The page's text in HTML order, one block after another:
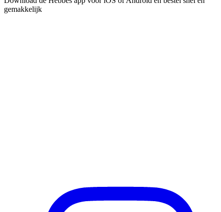
gemakkelijk​​​​‌ ‍ ​‍​‍‌‍ ‌ ​‍‌‍‍‌‌‍‌ ‌‍‍‌‌‍ ‍​‍​‍​ ‍‍​‍​‍‌ ​ ‌‍​‌‌‍ ‍‌‍‍‌‌ ‌​‌ ‍‌​‍ ‍‌‍‍‌‌‍ ​‍​‍​‍ ​​‍​‍‌‍‍​‌ ​‍‌‍‌‌‌‍‌‍​‍​‍​ ‍‍​‍​‍‌‍‍​‌ ‌​‌ ‌​‌ ​​​ ‍‍​‍ ​‍ ‌‍ ​‌‍ ‌‍​ ‌‍​‌‌‍ ​‌‍‍​‌‍ ‌ ​ ‌ ‌​​ ‍‍​ ​ ​ ​ ​ ​ ​ ​ ​‍ ‌‍‍‌‌‍ ‍‌ ‌​‌‍‌‌‌‍ ‍‌ ‌​​‍ ‌‍‌‌‌‍‌​‌‍‍‌‌ ‌​​‍ ‌‍ ‌‌‍ ‌‍‌​‌‍‌‌​ ‌‌ ​​‌ ​‍‌‍‌‌‌ ​ ‌‍‌‌‌‍ ‍‌ ‌​‌‍​‌‌ ‌​‌‍‍‌‌‍ ‌‍ ‍​ ‍ ‌‍‍‌‌‍‌​​ ‌‌‍‌ ‌‍ ​‌‍ ‌‍​‍‌‍​‌‌‍ ​​ ‍ ‌ ‌​‌ ‍‌‌ ​​‌‍‌‌​ ‌‌‍‌ ‌‍ ​‌‍ ‌‍​‍‌‍​‌‌‍ ​​ ‍ ‌ ​​‌‍​‌‌ ‌​‌‍‍​​ ‌‌‍‌‍‌‍ ‌‍ ‌ ‌​‌‍‌‌‌ ​‍​‍ ‍‌‍​‌‌ ​​‌ ​​‌​‌​‌‍ ‌ ‌ ‌‍ ‍‌‍ ​‌‍ ‌‍​‌‌‍‌​​‍ ‍‌‍‌​‌‍‌‌‌ ​ ‌‍​ ‌ ​‍‌‍‍‌‌ ​​‌ ‌​‌‍‍‌‌‍ ‌‍ ‍​ ‌‍​‍‌‍​‌‌ ​ ‌‍‌‌‌‌‌‌‌ ​‍‌‍ ​​ ‌‌‍‍​‌ ‌​‌ ‌​‌ ​​​‍‌‌​ ​ ‌​​‌​‍‌‌​ ​‍‌​‌‍​‍‌‌​ ​‍‌​‌‍‌‍ ​‌‍ ‌‍​ ‌‍​‌‌‍ ​‌‍‍​‌‍ ‌ ​ ‌ ‌​​‍‌‌​ ​ ‌​​‌​ ​ ​ ​ ​ ​ ​ ​ ​‍‌‍‌‍‍‌‌‍‌​​ ‌‌‍‌ ‌‍ ​‌‍ ‌‍​‍‌‍​‌‌‍ ​​‍‌‍‌ ‌​‌ ‍‌‌ ​​‌‍‌‌​ ‌‌‍‌ ‌‍ ​‌‍ ‌‍​‍‌‍​‌‌‍ ​​‍‌‍‌ ​​‌‍​‌‌ ‌​‌‍‍​​ ‌‌‍‌‍‌‍ ‌‍ ‌ ‌​‌‍‌‌‌ ​‍​‍ ‍‌‍​‌‌ ​​‌ ​​‌​‌​‌‍ ‌ ‌ ‌‍ ‍‌‍ ​‌‍ ‌‍​‌‌‍‌​​‍ ‍‌‍‌​‌‍‌‌‌ ​ ‌‍​ ‌ ​‍‌‍‍‌‌ ​​‌ ‌​‌‍‍‌‌‍ ‌‍ ‍​‍‌‍‌ ​​‌‍‌‌‌ ​‍‌ ​ ‌ ​​‌‍‌‌‌‍​ ‌ ‌​‌‍‍‌‌ ‌‍‌‍‌‌​ ‌‌ ​​‌ ‌‌‌‍​‍‌‍ ​‌‍‍‌‌ ​ ‌‍‍​‌‍‌‌‌‍‌​​‍​‍‌ ‌